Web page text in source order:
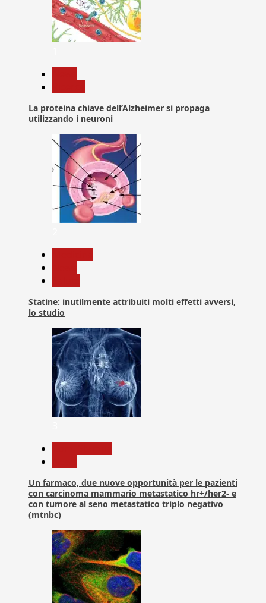
La proteina chiave dell’Alzheimer si propaga
utilizzando i neuroni
Statine: inutilmente attribuiti molti effetti avversi,
lo studio
Un farmaco, due nuove opportunità per le pazienti
con carcinoma mammario metastatico hr+/her2- e
con tumore al seno metastatico triplo negativo
(mtnbc)